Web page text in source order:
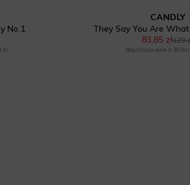
No.1
zł
CANDLY
They Say You Are
83,85 zł129
Najniższa cena z 30 dni: